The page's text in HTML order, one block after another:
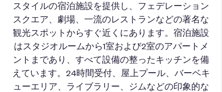
スタイルの宿泊施設を提供し、フェデレーション
スクエア、劇場、 一流のレストランなどの著名な
観光スポットからすぐ近くにあります。宿泊施設
はスタジオルームから1室および2室のアパートメ
ントまであり、すべて設備の整ったキッチンを備
えています。24時間受付、屋上プール、バーベキ
ューエリア、 ライブラリー、ジムなどの印象的な